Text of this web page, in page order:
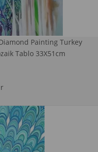
Painting Turkey
Tablo 33X51cm